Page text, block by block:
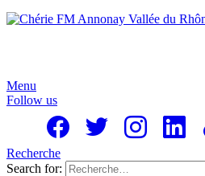
Menu
Follow us
Recherche
Search for: